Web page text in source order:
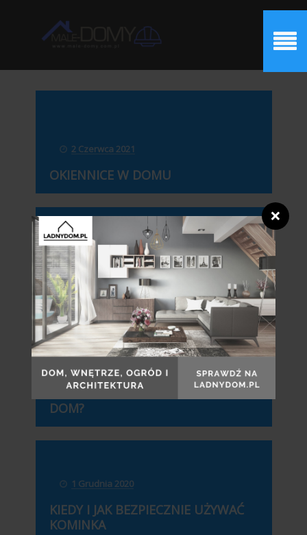
2 Czerwca 2021
OKIENNICE W DOMU
5 Marca 2021
9 RZECZY OBOWIĄZKOWYCH DLA
WYBORU NAJLEPSZEGO...
1 Grudnia 2020
CZY KOMINEK MOŻE OGRZAĆ CAŁY
DOM?
1 Grudnia 2020
KIEDY I JAK BEZPIECZNIE UŻYWAĆ
KOMINKA
❌